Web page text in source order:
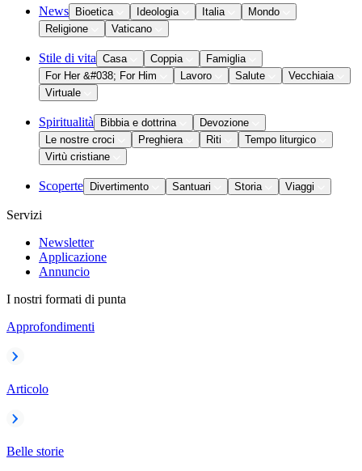
News Bioetica Ideologia Italia
Mondo
Religione
Vaticano
Stile di vita Casa Coppia
Famiglia
For Her &#038; For Him
Lavoro Salute
Vecchiaia
Virtuale
Spiritualità Bibbia e dottrina
Devozione
Le nostre croci
Preghiera Riti
Tempo liturgico
Virtù cristiane
Scoperte Divertimento Santuari Storia Viaggi
Servizi
Newsletter
Applicazione
Annuncio
I nostri formati di punta
Approfondimenti
Articolo
Belle storie